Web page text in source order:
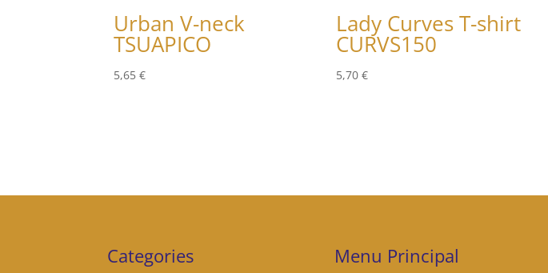
Urban V-neck
TSUAPICO
5,65 €
Lady Curves T-shirt
CURVS150
5,70 €
Categories Menu Principal